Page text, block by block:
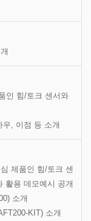
인 힘/토크 센서와
, 이점 등 소개
제품인 힘/토크 센
활용 데모예시 공개
소개
KIT) 소개